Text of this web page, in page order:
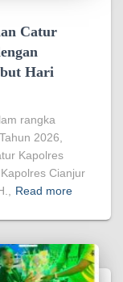
Catur
Hari
rangka
2026,
Kapolres
Cianjur
Read more